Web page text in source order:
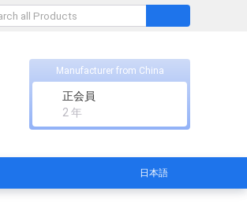
Manufacturer from China
正会員
2 年
日本語